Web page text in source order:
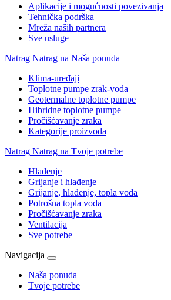
Aplikacije i mogućnosti povezivanja
Tehnička podrška
Mreža naših partnera
Sve usluge
Natrag Natrag na Naša ponuda
Klima-uređaji
Toplotne pumpe zrak-voda
Geotermalne toplotne pumpe
Hibridne toplotne pumpe
Pročišćavanje zraka
Kategorije proizvoda
Natrag Natrag na Tvoje potrebe
Hlađenje
Grijanje i hlađenje
Grijanje, hlađenje, topla voda
Potrošna topla voda
Pročišćavanje zraka
Ventilacija
Sve potrebe
Navigacija
Naša ponuda
Tvoje potrebe